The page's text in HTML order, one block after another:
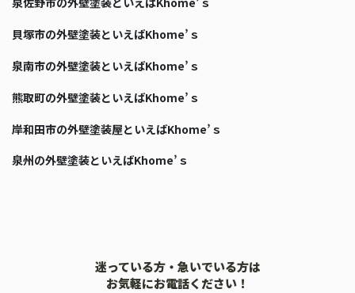
貝塚市の外壁塗装といえばKhome’ｓ
泉南市の外壁塗装といえばKhome’ｓ
熊取町の外壁塗装といえばKhome’ｓ
岸和田市の外壁塗装屋といえばKhome’ｓ
泉州の外壁塗装といえばKhome’ｓ
迷っている方・急いでいる方は
お気軽にお電話ください！